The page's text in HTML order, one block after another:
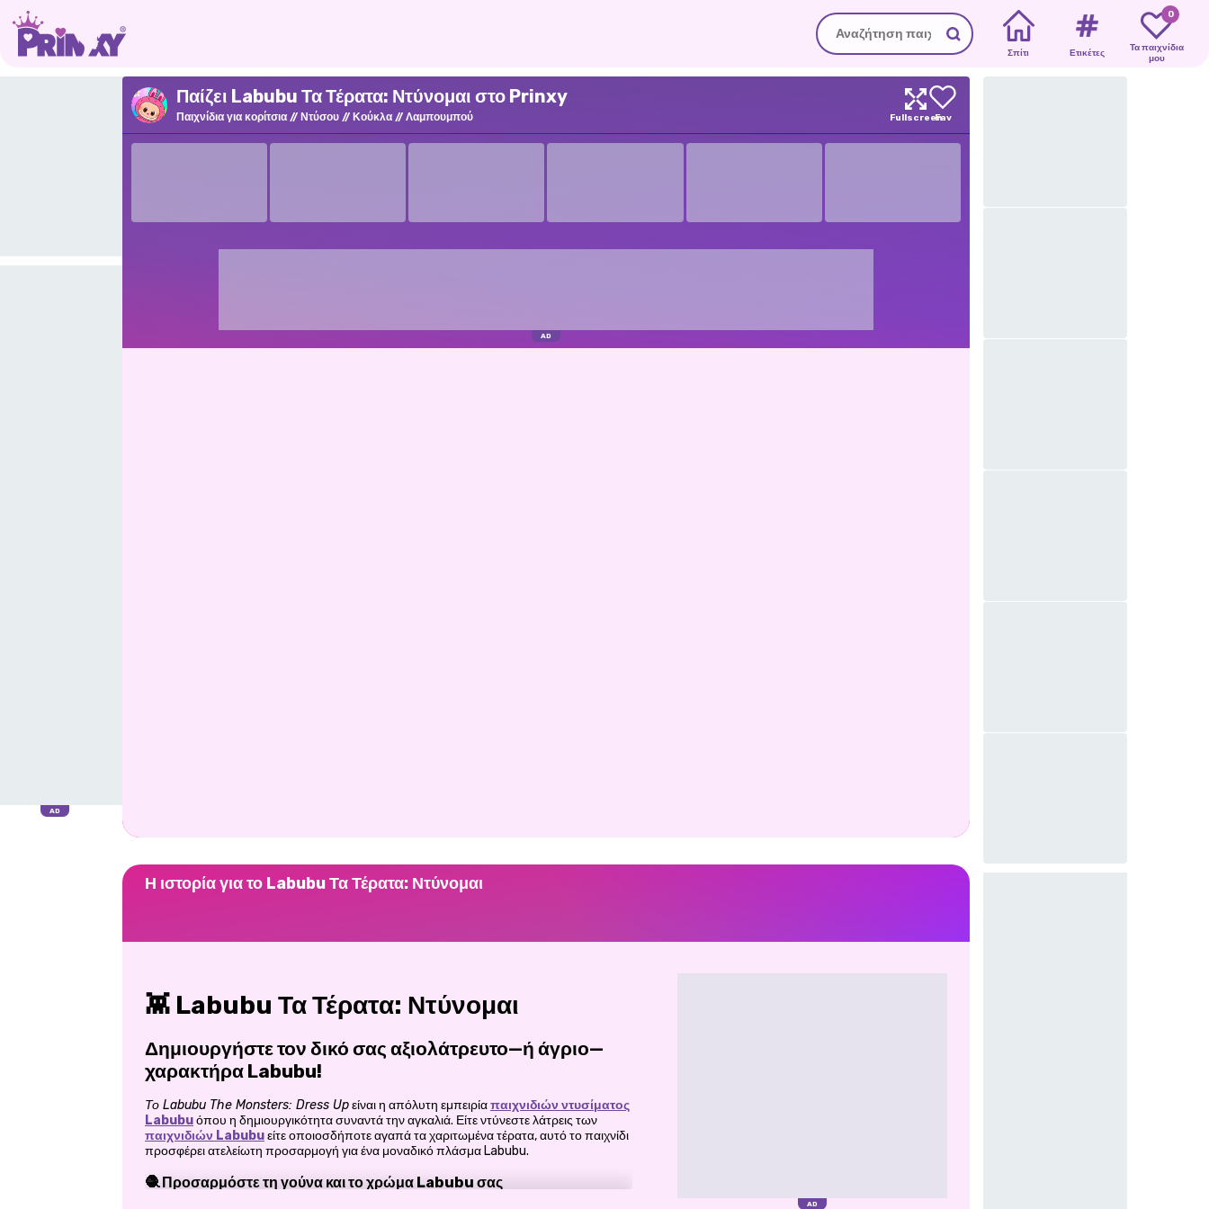
Σπίτι Ετικέτες
0
Τα παιχνίδια
μου
Παίζει Labubu Τα Τέρατα: Ντύνομαι στο Prinxy
Παιχνίδια για κορίτσια Ντύσου Κούκλα Λαμπουμπού
Η ιστορία για το Labubu Τα Τέρατα: Ντύνομαι
👾 Labubu Τα Τέρατα: Ντύνομαι
Δημιουργήστε τον δικό σας αξιολάτρευτο—ή άγριο—
χαρακτήρα Labubu!
Το Labubu The Monsters: Dress Upείναι η απόλυτη εμπειρίαπαιχνιδιών ντυσίματος
Labubuόπου η δημιουργικότητα συναντά την αγκαλιά. Είτε ντύνεστε λάτρεις των
παιχνιδιών Labubuείτε οποιοσδήποτε αγαπά τα χαριτωμένα τέρατα, αυτό το παιχνίδι
προσφέρει ατελείωτη προσαρμογή για ένα μοναδικό πλάσμα Labubu.
🧶 Προσαρμόστε τη γούνα και το χρώμα Labubu σας